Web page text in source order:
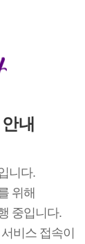
내
니다.
위해
중입니다.
비스 접속이